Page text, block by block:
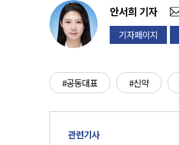
안서희 기자
기자페이지
#공동대표 #신약
관련기사